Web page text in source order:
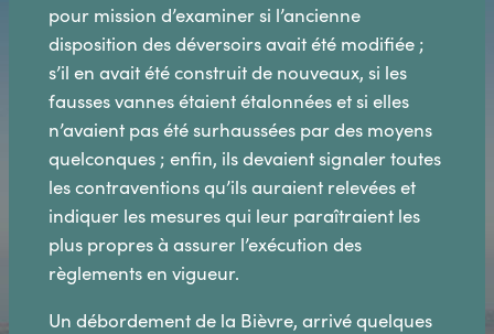
pour mission d’examiner si l’ancienne
disposition des déversoirs avait été modifiée ;
s’il en avait été construit de nouveaux, si les
fausses vannes étaient étalonnées et si elles
n’avaient pas été surhaussées par des moyens
quelconques ; enfin, ils devaient signaler toutes
les contraventions qu’ils auraient relevées et
indiquer les mesures qui leur paraîtraient les
plus propres à assurer l’exécution des
règlements en vigueur.
Un débordement de la Bièvre, arrivé quelques